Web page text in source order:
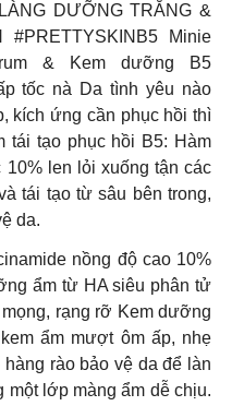
DƯỠNG TRẮNG &
Minie
& Kem dưỡng B5
tốc nà Da tình yêu nào
kích ứng cần phục hồi thì
tái tạo phục hồi B5: Hàm
len lỏi xuống tận các
tái tạo từ sâu bên trong,
da.
nồng độ cao 10%
ẩm từ HA siêu phân tử
rạng rỡ Kem dưỡng
ẩm mượt ôm ấp, nhẹ
rào bảo vệ da để làn
lớp màng ẩm dễ chịu.